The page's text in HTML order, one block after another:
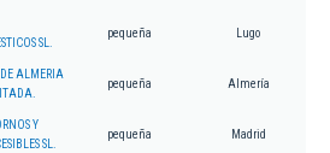
SL.
pequeña Lugo
DE ALMERIA
pequeña Almería
Y
SL.
pequeña Madrid